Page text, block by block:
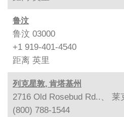
鲁汶
鲁汶 03000
+1 919-401-4540
距离 英里
列克星敦, 肯塔基州
2716 Old Rosebud Rd..、
(800) 788-1544